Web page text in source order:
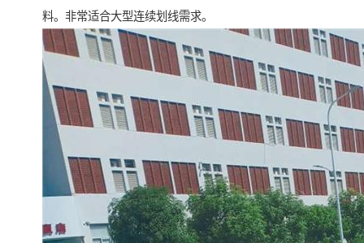
料。非常适合大型连续划线需求。